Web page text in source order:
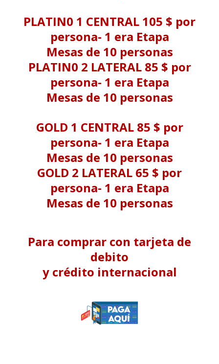
PLATIN0 1 CENTRAL 105 $ por
persona- 1 era Etapa
Mesas de 10 personas
PLATIN0 2 LATERAL 85 $ por
persona- 1 era Etapa
Mesas de 10 personas
GOLD 1 CENTRAL 85 $ por
persona- 1 era Etapa
Mesas de 10 personas
GOLD 2 LATERAL 65 $ por
persona- 1 era Etapa
Mesas de 10 personas
Para comprar con tarjeta de
debito
y crédito internacional